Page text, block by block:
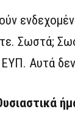
Σωστά;
Αυτά